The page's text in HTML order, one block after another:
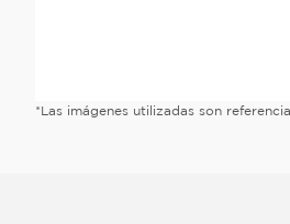
*Las imágenes utilizadas son